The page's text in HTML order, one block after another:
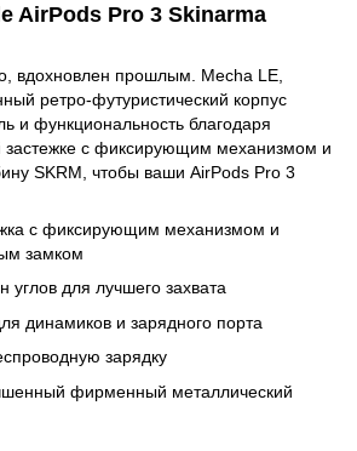
AirPods Pro 3 Skinarma
вдохновлен прошлым. Mecha LE,
ретро-футуристический корпус
и функциональность благодаря
застежке с фиксирующим механизмом и
SKRM, чтобы ваши AirPods Pro 3
с фиксирующим механизмом и
замком
для лучшего захвата
динамиков и зарядного порта
зарядку
фирменный металлический